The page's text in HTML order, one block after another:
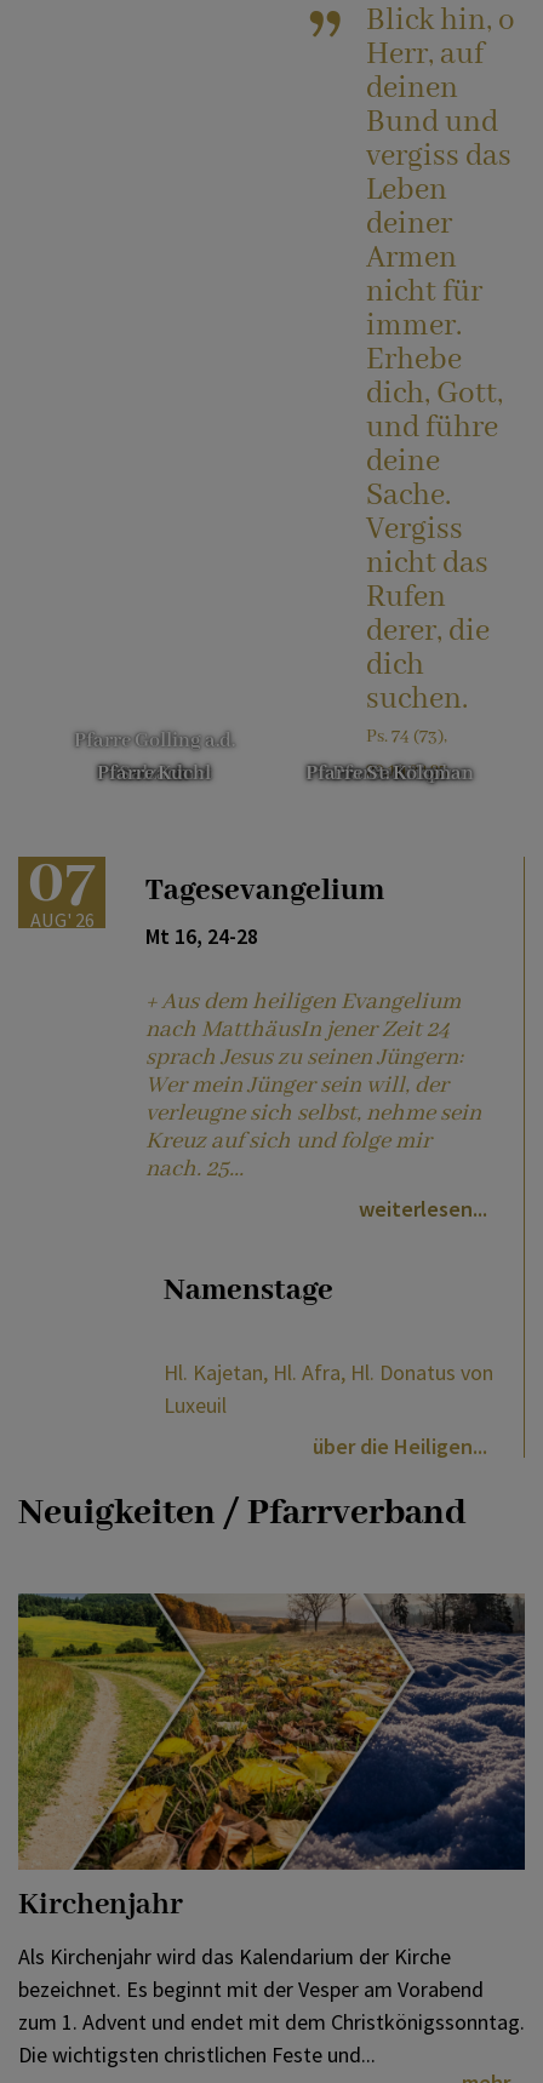
Blick hin, o
Herr, auf
deinen
Bund und
vergiss das
Leben
deiner
Armen
nicht für
immer.
Erhebe
dich, Gott,
und führe
deine
Sache.
Vergiss
nicht das
Rufen
derer, die
dich
suchen.
Ps. 74 (73),
20,19.22.23
Pfarre Adnet Pfarre Bad Vigaun
Pfarre Golling a.d.
Salzach
Pfarre Krispl
Pfarre Kuchl Pfarre St. Koloman
07
AUG' 26
Tagesevangelium
Mt 16, 24-28
+ Aus dem heiligen Evangelium
nach MatthäusIn jener Zeit 24
sprach Jesus zu seinen Jüngern:
Wer mein Jünger sein will, der
verleugne sich selbst, nehme sein
Kreuz auf sich und folge mir
nach. 25...
weiterlesen
Namenstage
Hl. Kajetan, Hl. Afra, Hl. Donatus von
Luxeuil
über die Heiligen
Neuigkeiten / Pfarrverband
Kirchenjahr
Als Kirchenjahr wird das Kalendarium der Kirche
bezeichnet. Es beginnt mit der Vesper am Vorabend
zum 1. Advent und endet mit dem Christkönigssonntag.
Die wichtigsten christlichen Feste und...